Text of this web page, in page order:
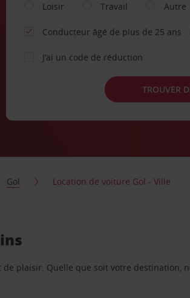
Loisir
Travail Autre
Conducteur âgé de plus de 25 ans
J’ai un code de réduction
TROUVER
Gol Location de voiture Gol - Ville
plaisir. Quelle que soit votre destination,